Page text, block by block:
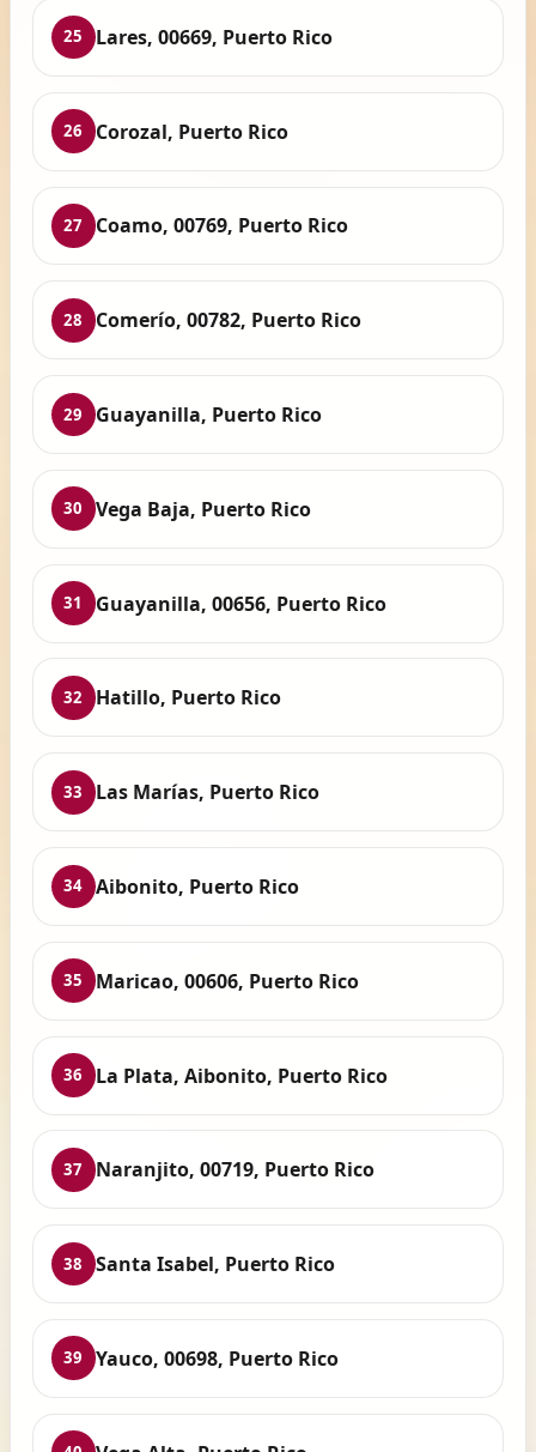
25 Lares, 00669, Puerto Rico
26 Corozal, Puerto Rico
27 Coamo, 00769, Puerto Rico
28 Comerío, 00782, Puerto Rico
29 Guayanilla, Puerto Rico
30 Vega Baja, Puerto Rico
31 Guayanilla, 00656, Puerto Rico
32 Hatillo, Puerto Rico
33 Las Marías, Puerto Rico
34 Aibonito, Puerto Rico
35 Maricao, 00606, Puerto Rico
36 La Plata, Aibonito, Puerto Rico
37 Naranjito, 00719, Puerto Rico
38 Santa Isabel, Puerto Rico
39 Yauco, 00698, Puerto Rico